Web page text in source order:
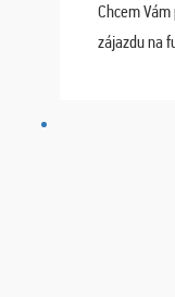
Chcem
zájazdu na